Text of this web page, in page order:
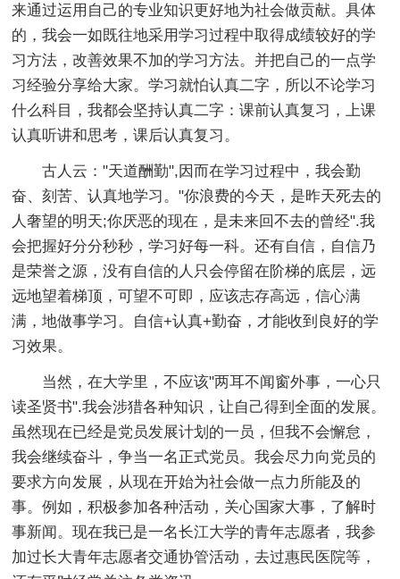
来通过运用自己的专业知识更好地为社会做贡献。具体
的，我会一如既往地采用学习过程中取得成绩较好的学
习方法，改善效果不加的学习方法。并把自己的一点学
习经验分享给大家。学习就怕认真二字，所以不论学习
什么科目，我都会坚持认真二字：课前认真复习，上课
认真听讲和思考，课后认真复习。
古人云："天道酬勤",因而在学习过程中，我会勤
奋、刻苦、认真地学习。"你浪费的今天，是昨天死去的
人奢望的明天;你厌恶的现在，是未来回不去的曾经".我
会把握好分分秒秒，学习好每一科。还有自信，自信乃
是荣誉之源，没有自信的人只会停留在阶梯的底层，远
远地望着梯顶，可望不可即，应该志存高远，信心满
满，地做事学习。自信+认真+勤奋，才能收到良好的学
习效果。
当然，在大学里，不应该"两耳不闻窗外事，一心只
读圣贤书".我会涉猎各种知识，让自己得到全面的发展。
虽然现在已经是党员发展计划的一员，但我不会懈怠，
我会继续奋斗，争当一名正式党员。我会尽力向党员的
要求方向发展，从现在开始为社会做一点力所能及的
事。例如，积极参加各种活动，关心国家大事，了解时
事新闻。现在我已是一名长江大学的青年志愿者，我参
加过长大青年志愿者交通协管活动，去过惠民医院等，